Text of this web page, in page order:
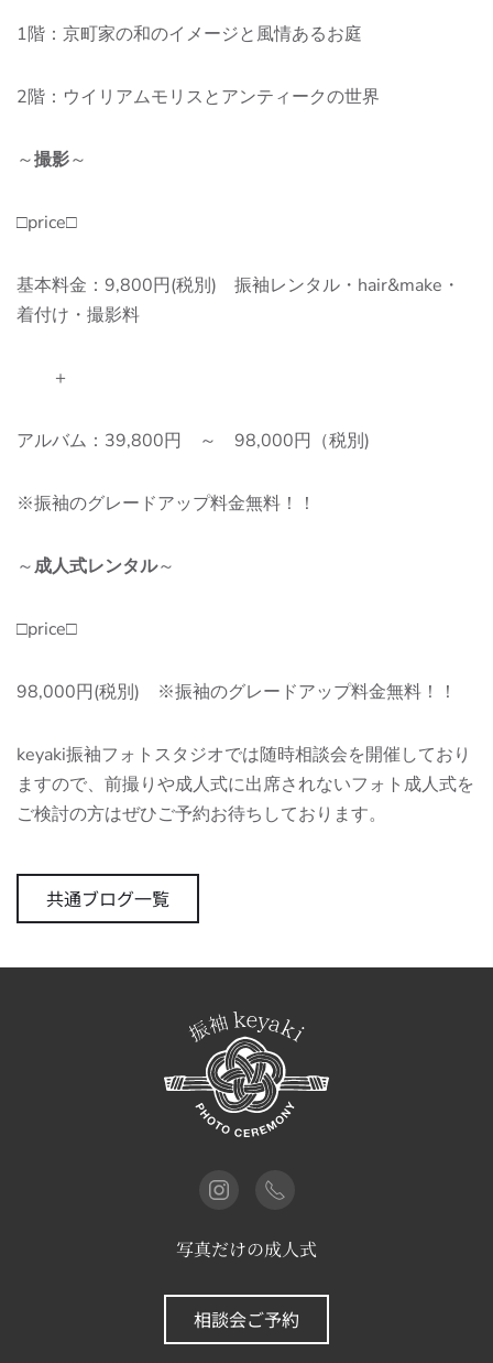
1階：京町家の和のイメージと風情あるお庭
2階：ウイリアムモリスとアンティークの世界
～撮影～
□price□
基本料金：9,800円(税別) 振袖レンタル・hair&make・
着付け・撮影料
＋
アルバム：39,800円 ～ 98,000円（税別)
※振袖のグレードアップ料金無料！！
～成人式レンタル～
□price□
98,000円(税別) ※振袖のグレードアップ料金無料！！
keyaki振袖フォトスタジオでは随時相談会を開催しており
ますので、前撮りや成人式に出席されないフォト成人式を
ご検討の方はぜひご予約お待ちしております。
共通ブログ一覧
写真だけの成人式
相談会ご予約